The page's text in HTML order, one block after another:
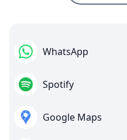
WhatsApp
Spotify
Google Maps